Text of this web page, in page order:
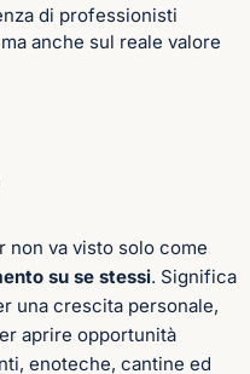
di professionisti
anche sul reale valore
non va visto solo come
su se stessi. Significa
una crescita personale,
aprire opportunità
enoteche, cantine ed